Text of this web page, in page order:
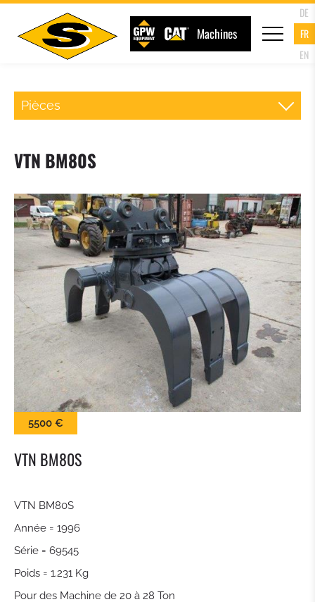
Machines
DE
FR
EN
Pièces
GODET DU CHARGEUR
GODET 4 EN 1
GODET A HAUT DEVERSEMENT
BALAI
LAME À NEIGE
PINCES À BALLES
KROKODILGEBISS PINCE
ATTACHE RAPIDE
TILTROTATEUR
VTN BM80S
5500 €
VTN BM80S
VTN BM80S
Année = 1996
Série = 69545
Poids = 1.231 Kg
Pour des Machine de 20 à 28 Ton